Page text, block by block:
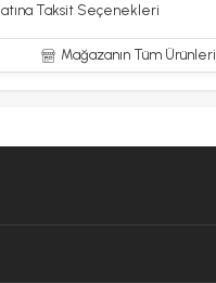
Taksit Seçenekleri
Mağazanın Tüm Ürünleri